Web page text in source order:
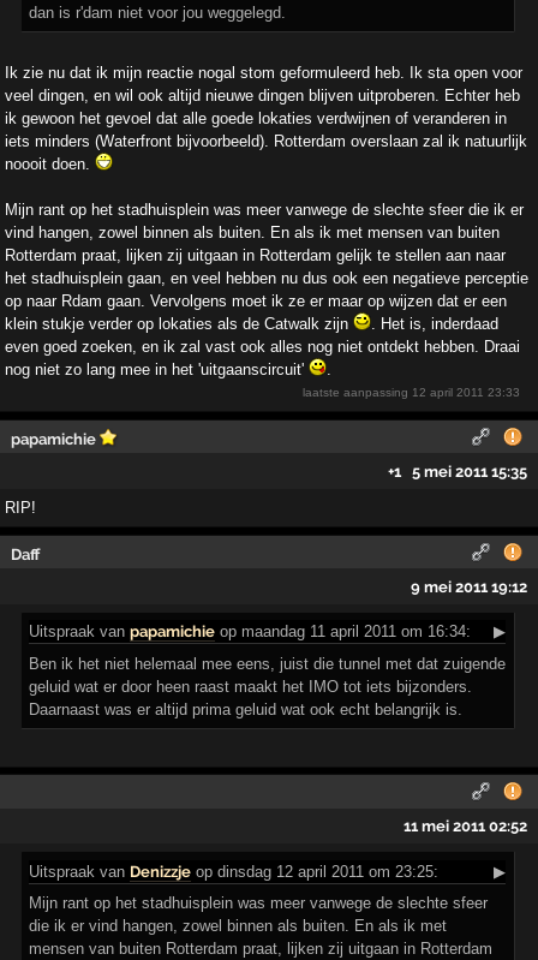
dan is r'dam niet voor jou weggelegd.
Ik zie nu dat ik mijn reactie nogal stom geformuleerd heb. Ik sta open voor
veel dingen, en wil ook altijd nieuwe dingen blijven uitproberen. Echter heb
ik gewoon het gevoel dat alle goede lokaties verdwijnen of veranderen in
iets minders (Waterfront bijvoorbeeld). Rotterdam overslaan zal ik natuurlijk
noooit doen.
Mijn rant op het stadhuisplein was meer vanwege de slechte sfeer die ik er
vind hangen, zowel binnen als buiten. En als ik met mensen van buiten
Rotterdam praat, lijken zij uitgaan in Rotterdam gelijk te stellen aan naar
het stadhuisplein gaan, en veel hebben nu dus ook een negatieve perceptie
op naar Rdam gaan. Vervolgens moet ik ze er maar op wijzen dat er een
klein stukje verder op lokaties als de Catwalk zijn
. Het is, inderdaad
even goed zoeken, en ik zal vast ook alles nog niet ontdekt hebben. Draai
nog niet zo lang mee in het 'uitgaanscircuit'
.
laatste aanpassing 12 april 2011 23:33
papamichie
+1
5 mei 2011 15:35
RIP!
Daff
9 mei 2011 19:12
Uitspraak vanpapamichie op maandag 11 april 2011 om 16:34:
▶
Ben ik het niet helemaal mee eens, juist die tunnel met dat zuigende
geluid wat er door heen raast maakt het IMO tot iets bijzonders.
Daarnaast was er altijd prima geluid wat ook echt belangrijk is.
11 mei 2011 02:52
Uitspraak van Denizzje op dinsdag 12 april 2011 om 23:25:
▶
Mijn rant op het stadhuisplein was meer vanwege de slechte sfeer
die ik er vind hangen, zowel binnen als buiten. En als ik met
mensen van buiten Rotterdam praat, lijken zij uitgaan in Rotterdam